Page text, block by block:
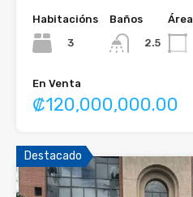
Habitacións
3
Baños
2.5
Área
En Venta
₡120,000,000.00
Destacado